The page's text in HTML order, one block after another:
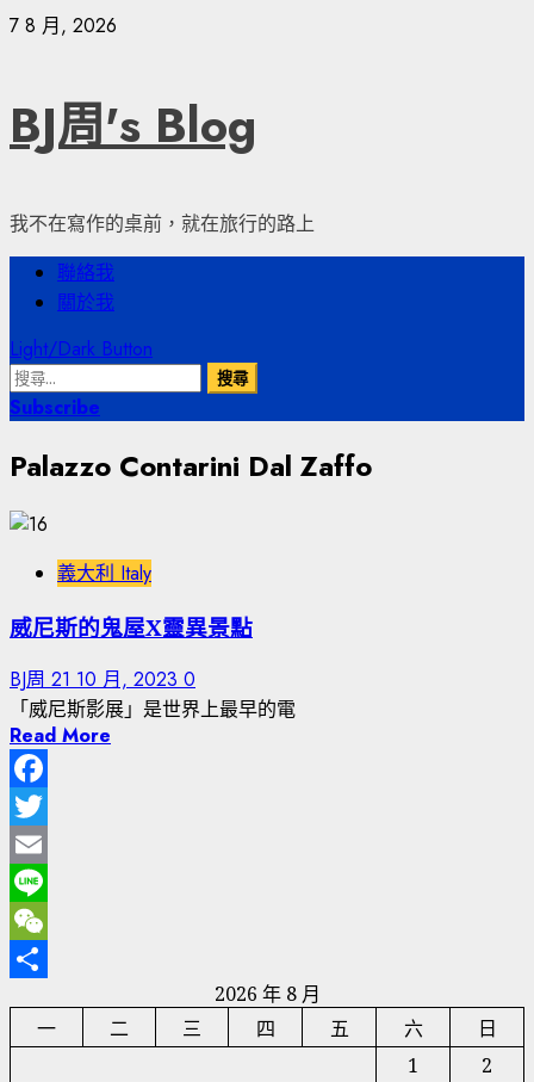
Skip
7 8 月, 2026
BJ周's Blog
我不在寫作的桌前，就在旅行的路上
Primary
Menu
聯絡我
關於我
Light/Dark Button
搜
尋
鍵
Subscribe
Palazzo Contarini Dal Zaffo
義大利 Italy
威尼斯的鬼屋X靈異景點
BJ周 21 10 月, 2023 0
「威尼斯影展」是世界上最早的電
Read More
Facebook
Twitter
Email
Line
WeChat
2026 年 8 月
一
二 三 四 五 六
日
1
2